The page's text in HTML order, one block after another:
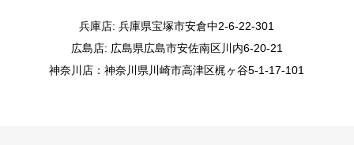
兵庫店: 兵庫県宝塚市安倉中2-6-22-301
広島店: 広島県広島市安佐南区川内6-20-21
神奈川店：神奈川県川崎市高津区梶ヶ谷5-1-17-101